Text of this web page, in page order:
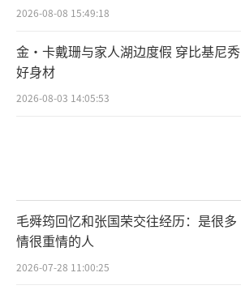
2026-08-08 15:49:18
金·卡戴珊与家人湖边度假 穿比基尼秀
好身材
2026-08-03 14:05:53
毛舜筠回忆和张国荣交往经历：是很多
情很重情的人
2026-07-28 11:00:25